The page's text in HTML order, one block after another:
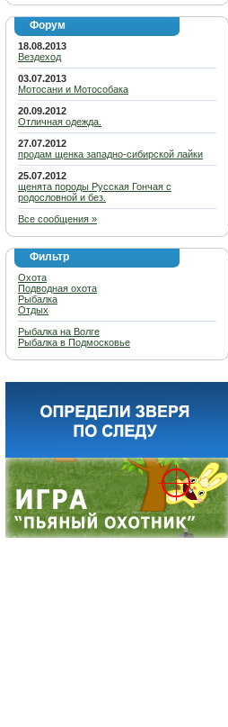
Форум
18.08.2013
Вездеход
03.07.2013
Мотосани и Мотособака
20.09.2012
Отличная одежда.
27.07.2012
продам щенка западно-сибирской лайки
25.07.2012
щенята породы Русская Гончая с
родословной и без.
Все сообщения »
Фильтр
Охота
Подводная охота
Рыбалка
Отдых
Рыбалка на Волге
Рыбалка в Подмосковье